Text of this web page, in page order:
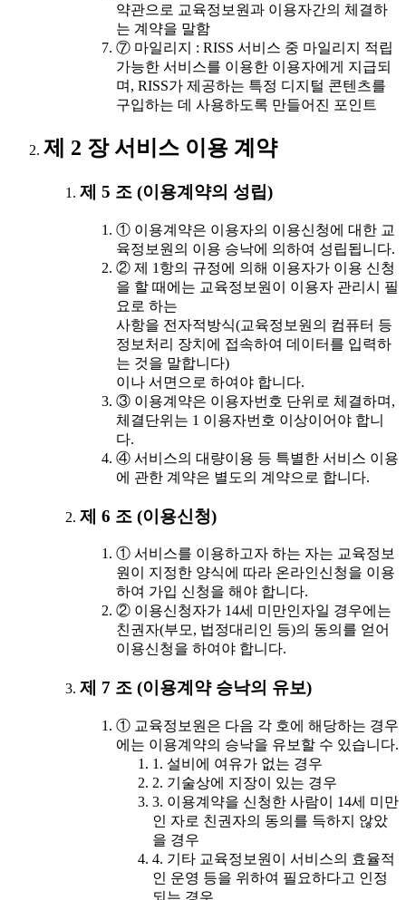
약관으로 교육정보원과 이용자간의 체결하
는 계약을 말함
⑦ 마일리지 : RISS 서비스 중 마일리지 적립
가능한 서비스를 이용한 이용자에게 지급되
며, RISS가 제공하는 특정 디지털 콘텐츠를
구입하는 데 사용하도록 만들어진 포인트
제 2 장 서비스 이용 계약
제 5 조 (이용계약의 성립)
① 이용계약은 이용자의 이용신청에 대한 교
육정보원의 이용 승낙에 의하여 성립됩니다.
② 제 1항의 규정에 의해 이용자가 이용 신청
을 할 때에는 교육정보원이 이용자 관리시 필
요로 하는
사항을 전자적방식(교육정보원의 컴퓨터 등
정보처리 장치에 접속하여 데이터를 입력하
는 것을 말합니다)
이나 서면으로 하여야 합니다.
③ 이용계약은 이용자번호 단위로 체결하며,
체결단위는 1 이용자번호 이상이어야 합니
다.
④ 서비스의 대량이용 등 특별한 서비스 이용
에 관한 계약은 별도의 계약으로 합니다.
제 6 조 (이용신청)
① 서비스를 이용하고자 하는 자는 교육정보
원이 지정한 양식에 따라 온라인신청을 이용
하여 가입 신청을 해야 합니다.
② 이용신청자가 14세 미만인자일 경우에는
친권자(부모, 법정대리인 등)의 동의를 얻어
이용신청을 하여야 합니다.
제 7 조 (이용계약 승낙의 유보)
① 교육정보원은 다음 각 호에 해당하는 경우
에는 이용계약의 승낙을 유보할 수 있습니다.
1. 설비에 여유가 없는 경우
2. 기술상에 지장이 있는 경우
3. 이용계약을 신청한 사람이 14세 미만
인 자로 친권자의 동의를 득하지 않았
을 경우
4. 기타 교육정보원이 서비스의 효율적
인 운영 등을 위하여 필요하다고 인정
되는 경우